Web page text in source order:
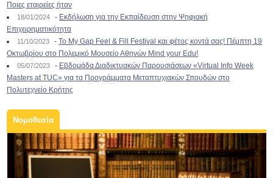
Ποιες εταιρείες ήταν
18/01/2024 - Εκδήλωση για την Εκπαίδευση στην Ψηφιακή
Επιχειρηματικότητα
11/10/2023 -To My Gap Feel & Fill Festival και φέτος κοντά σας! Πέμπτη 19
Οκτωβρίου στο Πολεμικό Μουσείο Αθηνών Mind your Edu!
05/07/2023 - Εβδομάδα Διαδικτυακών Παρουσιάσεων «Virtual Info Week
Masters at TUC» για τα Προγράμματα Μεταπτυχιακών Σπουδών στο
Πολυτεχνείο Κρήτης
Νομοθεσία